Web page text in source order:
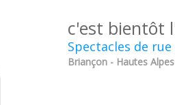
c'est bientôt
Spectacles de
Briançon - Hautes